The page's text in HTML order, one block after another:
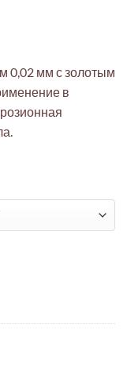
0,02 мм с золотым
в